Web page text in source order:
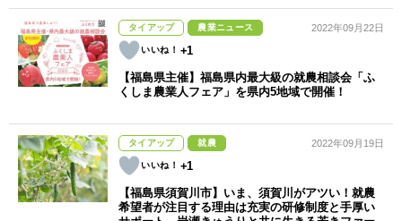
タイアップ 農業ニュース
+1
2022年09月22日
【福島県主催】福島県内最大級の就農相談会「ふ
くしま農業人フェア」を県内5地域で開催！
タイアップ 就農
+1
2022年09月19日
【福島県須賀川市】いま、須賀川がアツい！就農
希望者が注目する理由は充実の研修制度と手厚い